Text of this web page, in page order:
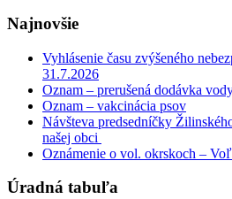
Najnovšie
Vyhlásenie času zvýšeného
31.7.2026
Oznam – prerušená dodávka
Oznam – vakcinácia psov
Návšteva predsedníčky
našej obci
Oznámenie o vol. okrskoch –
Úradná tabuľa